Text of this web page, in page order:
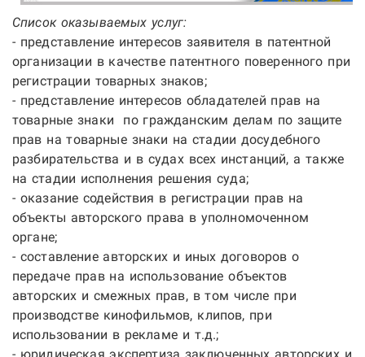
Список оказываемых услуг:
- представление интересов заявителя в патентной
организации в качестве патентного поверенного при
регистрации товарных знаков;
- представление интересов обладателей прав на
товарные знаки по гражданским делам по защите
прав на товарные знаки на стадии досудебного
разбирательства и в судах всех инстанций, а также
на стадии исполнения решения суда;
- оказание содействия в регистрации прав на
объекты авторского права в уполномоченном
органе;
- составление авторских и иных договоров о
передаче прав на использование объектов
авторских и смежных прав, в том числе при
производстве кинофильмов, клипов, при
использовании в рекламе и т.д.;